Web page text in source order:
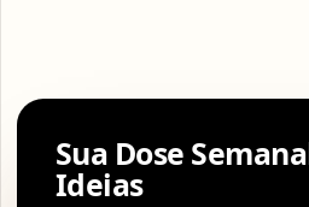
Sua Dose
Ideias